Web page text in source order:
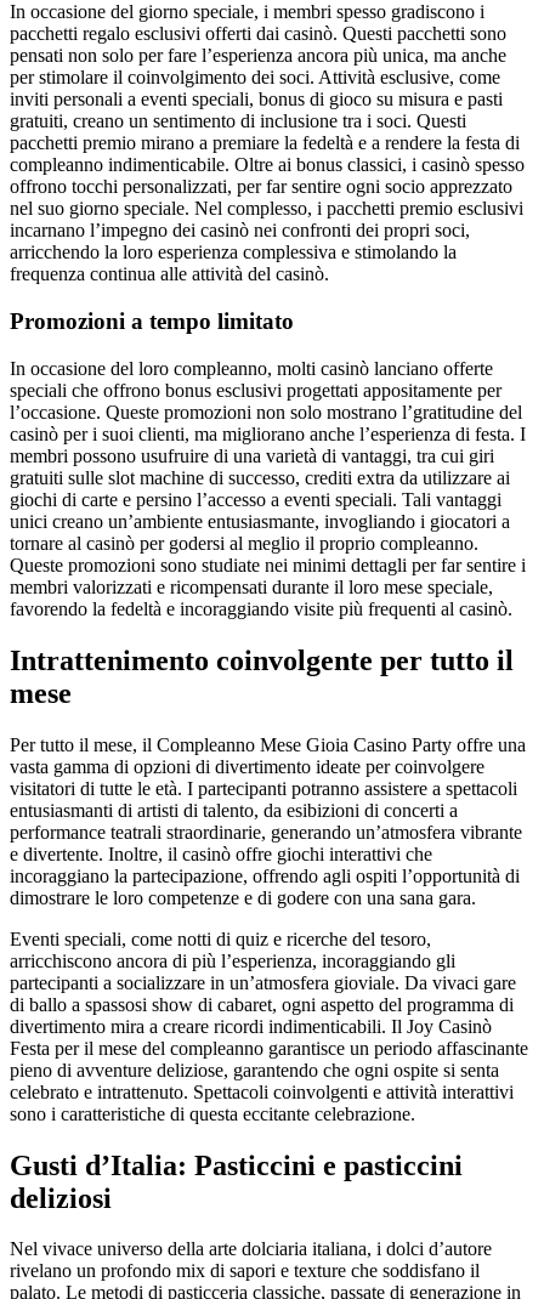
In occasione del giorno speciale, i membri spesso gradiscono i
pacchetti regalo esclusivi offerti dai casinò. Questi pacchetti sono
pensati non solo per fare l’esperienza ancora più unica, ma anche
per stimolare il coinvolgimento dei soci. Attività esclusive, come
inviti personali a eventi speciali, bonus di gioco su misura e pasti
gratuiti, creano un sentimento di inclusione tra i soci. Questi
pacchetti premio mirano a premiare la fedeltà e a rendere la festa di
compleanno indimenticabile. Oltre ai bonus classici, i casinò spesso
offrono tocchi personalizzati, per far sentire ogni socio apprezzato
nel suo giorno speciale. Nel complesso, i pacchetti premio esclusivi
incarnano l’impegno dei casinò nei confronti dei propri soci,
arricchendo la loro esperienza complessiva e stimolando la
frequenza continua alle attività del casinò.
Promozioni a tempo limitato
In occasione del loro compleanno, molti casinò lanciano offerte
speciali che offrono bonus esclusivi progettati appositamente per
l’occasione. Queste promozioni non solo mostrano l’gratitudine del
casinò per i suoi clienti, ma migliorano anche l’esperienza di festa. I
membri possono usufruire di una varietà di vantaggi, tra cui giri
gratuiti sulle slot machine di successo, crediti extra da utilizzare ai
giochi di carte e persino l’accesso a eventi speciali. Tali vantaggi
unici creano un’ambiente entusiasmante, invogliando i giocatori a
tornare al casinò per godersi al meglio il proprio compleanno.
Queste promozioni sono studiate nei minimi dettagli per far sentire i
membri valorizzati e ricompensati durante il loro mese speciale,
favorendo la fedeltà e incoraggiando visite più frequenti al casinò.
Intrattenimento coinvolgente per tutto il
mese
Per tutto il mese, il Compleanno Mese Gioia Casino Party offre una
vasta gamma di opzioni di divertimento ideate per coinvolgere
visitatori di tutte le età. I partecipanti potranno assistere a spettacoli
entusiasmanti di artisti di talento, da esibizioni di concerti a
performance teatrali straordinarie, generando un’atmosfera vibrante
e divertente. Inoltre, il casinò offre giochi interattivi che
incoraggiano la partecipazione, offrendo agli ospiti l’opportunità di
dimostrare le loro competenze e di godere con una sana gara.
Eventi speciali, come notti di quiz e ricerche del tesoro,
arricchiscono ancora di più l’esperienza, incoraggiando gli
partecipanti a socializzare in un’atmosfera gioviale. Da vivaci gare
di ballo a spassosi show di cabaret, ogni aspetto del programma di
divertimento mira a creare ricordi indimenticabili. Il Joy Casinò
Festa per il mese del compleanno garantisce un periodo affascinante
pieno di avventure deliziose, garantendo che ogni ospite si senta
celebrato e intrattenuto. Spettacoli coinvolgenti e attività interattivi
sono i caratteristiche di questa eccitante celebrazione.
Gusti d’Italia: Pasticcini e pasticcini
deliziosi
Nel vivace universo della arte dolciaria italiana, i dolci d’autore
rivelano un profondo mix di sapori e texture che soddisfano il
palato. Le metodi di pasticceria classiche, passate di generazione in